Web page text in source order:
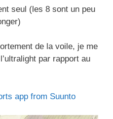
seul (les 8 sont un peu
de la voile, je me
par rapport au
app from Suunto